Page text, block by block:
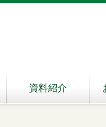
資料紹介